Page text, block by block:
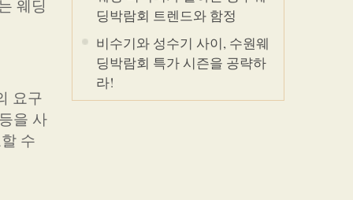
웨딩
요구
을 사
수
딩박람회 트렌드와 함정
비수기와 성수기 사이, 수원웨
딩박람회 특가 시즌을 공략하
라!